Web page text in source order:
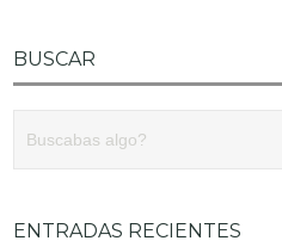
BUSCAR
ENTRADAS RECIENTES